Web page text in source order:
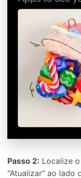
Passo 2: Localize
"Atualizar" ao lado